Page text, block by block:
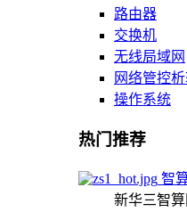
路由器
交换机
无线局域网
网络管控
操作系统
热门推荐
智
新华三智